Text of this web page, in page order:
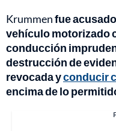
Krummenfue
vehículo motorizado
conducción
destrucción de
revocada yconducir
encima de lo